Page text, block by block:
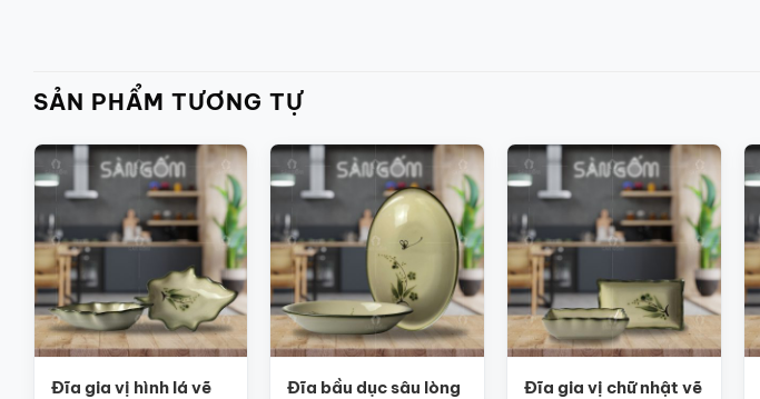
SẢN PHẨM TƯƠNG TỰ
Đĩa gia vị hình lá vẽ
Đĩa bầu dục sâu lòng
Đĩa gia vị chữ nhật vẽ